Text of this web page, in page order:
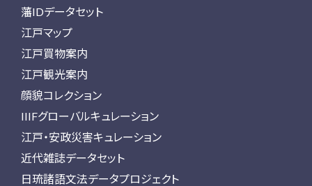
藩IDデータセット
江戸マップ
江戸買物案内
江戸観光案内
顔貌コレクション
IIIFグローバルキュレーション
江戸・安政災害キュレーション
近代雑誌データセット
日琉諸語文法データプロジェクト